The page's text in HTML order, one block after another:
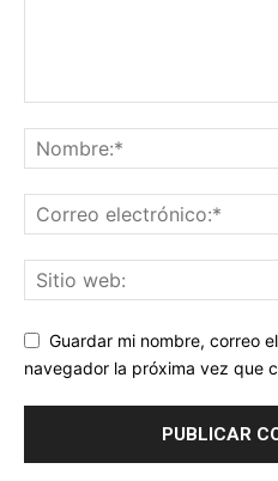
Guardar mi nombre, correo
navegador la próxima vez que